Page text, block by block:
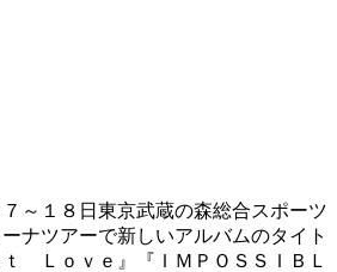
～１８日東京武蔵の森総合スポーツ
ナツアーで新しいアルバムのタイト
Ｌｏｖｅ』『ＩＭＰＯＳＳＩＢＬ